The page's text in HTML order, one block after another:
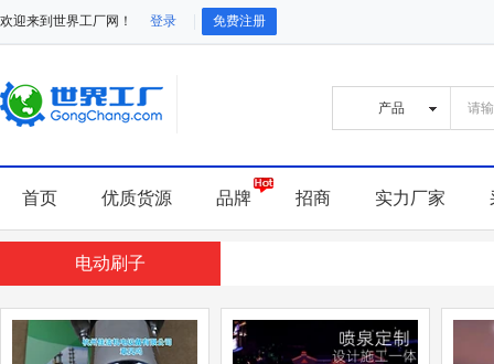
欢迎来到世界工厂网！ 登录 免费注册
首页 优质货源 品牌 招商 实力厂家
电动刷子